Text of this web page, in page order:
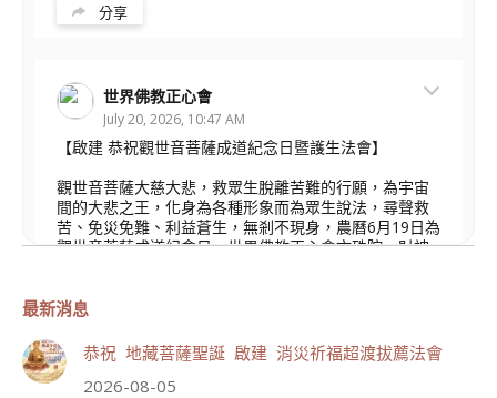
分享
世界佛教正心會
July 20, 2026, 10:47 AM
【啟建 恭祝觀世音菩薩成道紀念日暨護生法會】
觀世音菩薩大慈大悲，救眾生脫離苦難的行願，為宇宙
間的大悲之王，化身為各種形象而為眾生說法，尋聲救
苦、免災免難、利益蒼生，無剎不現身，農曆6月19日為
觀世音菩薩成道紀念日，世界佛教正心會文殊院、財神
最新消息
恭祝 地藏菩薩聖誕 啟建 消災祈福超渡拔薦法會
2026-08-05